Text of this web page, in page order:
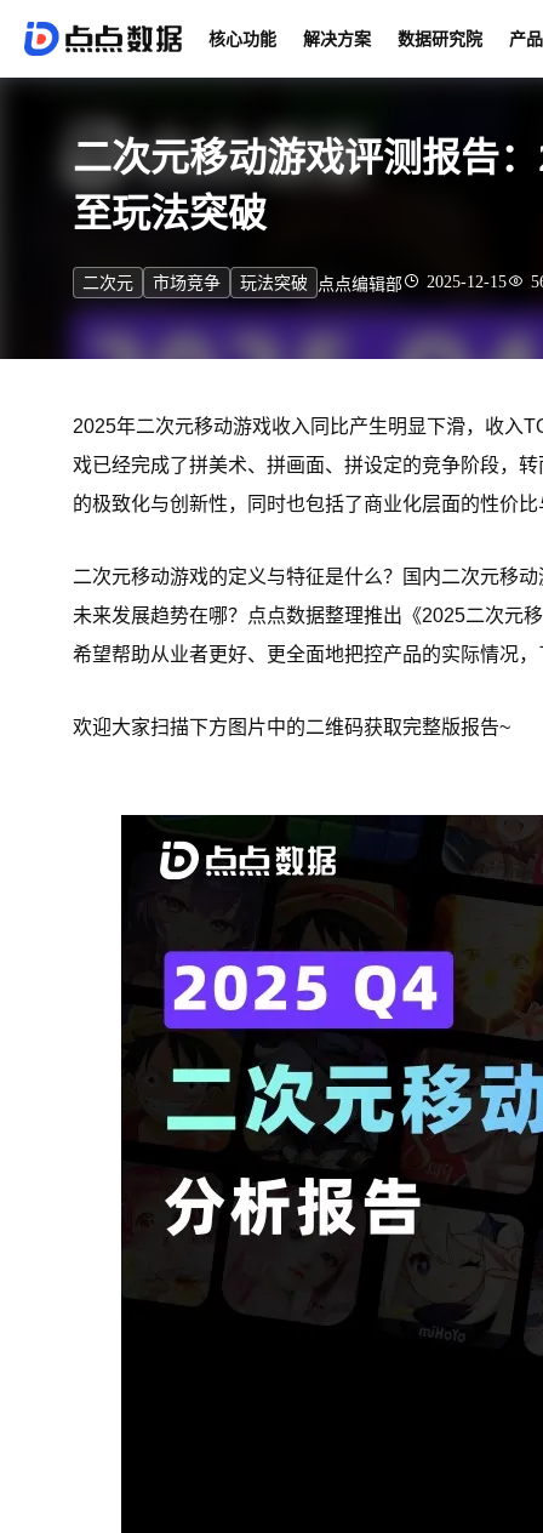
核心功能 解决方案 数据研究院 产
二次元移动游戏评测报告
至玩法突破
二次元 市场竞争 玩法突破 点点编辑部 2025-12-15
2025年二次元移动游戏收入同比产生明显下滑，收入
戏已经完成了拼美术、拼画面、拼设定的竞争阶段，
的极致化与创新性，同时也包括了商业化层面的性价
二次元移动游戏的定义与特征是什么？国内二次元移
未来发展趋势在哪？点点数据整理推出《2025二次元
希望帮助从业者更好、更全面地把控产品的实际情况
欢迎大家扫描下方图片中的二维码获取完整版报告~